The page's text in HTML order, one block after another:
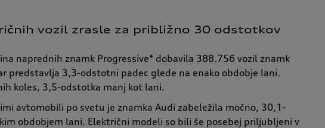
vozil zrasle za približno 30 odstotkov
naprednih znamk Progressive* dobavila 388.756 vozil znamk
predstavlja 3,3-odstotni padec glede na enako obdobje lani.
koles, 3,5-odstotka manj kot lani.
avtomobili po svetu je znamka Audi zabeležila močno, 30,1-
obdobjem lani. Električni modeli so bili še posebej priljubljeni v